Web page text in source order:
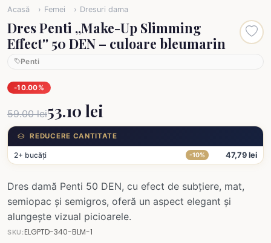
Acasă Femei Dresuri dama
Dres Penti ,,Make-Up Slimming
Effect'' 50 DEN – culoare bleumarin
Penti
-10.00%
59.00 lei53.10 lei
REDUCERE CANTITATE
2+ bucăți -10% 47,79 lei
Dres damă Penti 50 DEN, cu efect de subțiere, mat,
semiopac și semigros, oferă un aspect elegant și
alungește vizual picioarele.
SKU:ELGPTD-340-BLM-1